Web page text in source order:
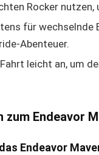
Rocker
für
Abenteuer.
leicht an, um
zum Endeavor
Endeavor